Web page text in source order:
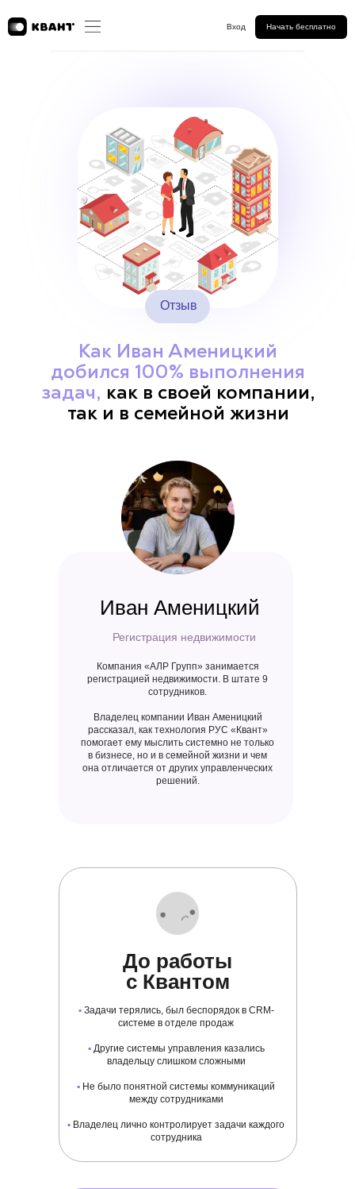
Вход Начать бесплатно
Как Иван Аменицкий
добился 100% выполнения
задач, как в своей компании,
так и в семейной жизни
Отзыв
Иван Аменицкий
Регистрация недвижимости
Компания «АЛР Групп» занимается
регистрацией недвижимости. В штате 9
сотрудников.
Владелец компании Иван Аменицкий
рассказал, как технология РУС «Квант»
помогает ему мыслить системно не только
в бизнесе, но и в семейной жизни и чем
она отличается от других управленческих
решений.
▪Задачи терялись, был беспорядок в CRM-
системе в отделе продаж
▪ Другие системы управления казались
владельцу слишком сложными
▪ Не было понятной системы коммуникаций
между сотрудниками
▪ Владелец лично контролирует задачи каждого
сотрудника
До работы
с Квантом